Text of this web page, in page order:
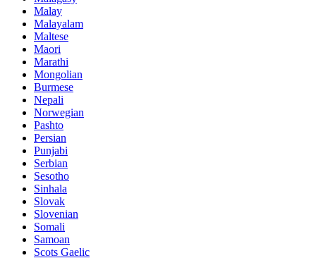
Malay
Malayalam
Maltese
Maori
Marathi
Mongolian
Burmese
Nepali
Norwegian
Pashto
Persian
Punjabi
Serbian
Sesotho
Sinhala
Slovak
Slovenian
Somali
Samoan
Scots Gaelic